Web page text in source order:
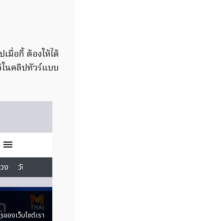
มื่อกี้ ต้องให้ได้
นคลิปทัวร์แบบ